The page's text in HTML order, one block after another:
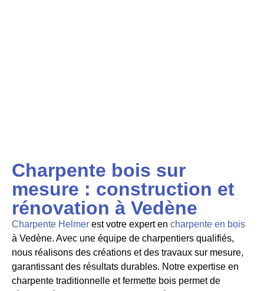
Charpente bois sur
mesure : construction et
rénovation à Vedène
Charpente Helmer est votre expert en charpente en bois
à Vedène. Avec une équipe de charpentiers qualifiés,
nous réalisons des créations et des travaux sur mesure,
garantissant des résultats durables. Notre expertise en
charpente traditionnelle et fermette bois permet de